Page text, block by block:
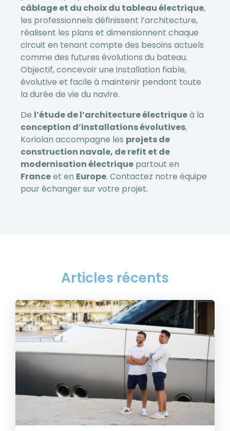
câblage et du choix du tableau électrique,
les professionnels définissent l’architecture,
réalisent les plans et dimensionnent chaque
circuit en tenant compte des besoins actuels
comme des futures évolutions du bateau.
Objectif, concevoir une installation fiable,
évolutive et facile à maintenir pendant toute
la durée de vie du navire.
De l’étude de l’architecture électriqueà la
conception d’installations évolutives,
Koriolan accompagne les projets de
construction navale, de refit et de
modernisation électrique partout en
Franceet en Europe. Contactez notre équipe
pour échanger sur votre projet.
Articles récents